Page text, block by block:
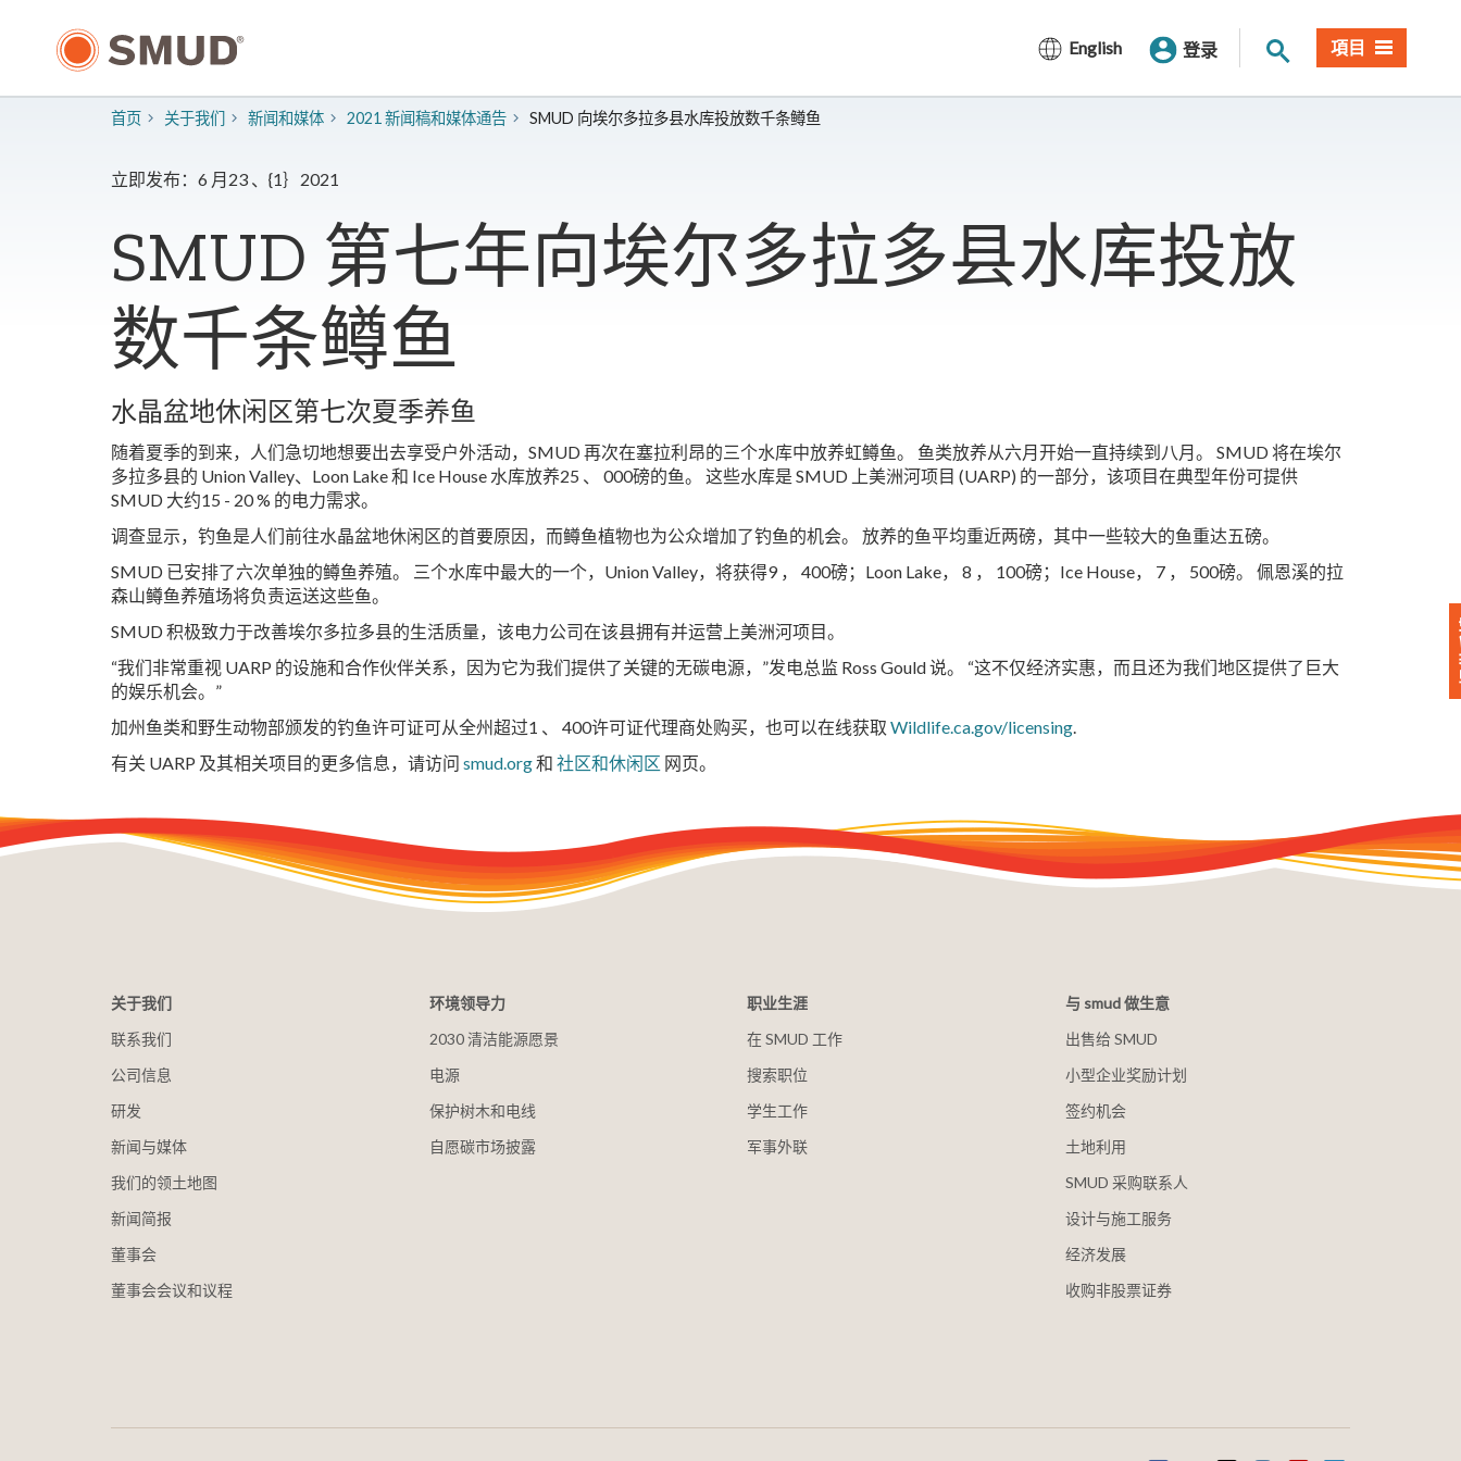
English 登录 网站搜索項目
首页 关于我们 新闻和媒体 2021 新闻稿和媒体通告 SMUD 向埃尔多拉多县水库投放数千条鳟鱼
立即发布：6 月23 、{1｝2021
SMUD 第七年向埃尔多拉多县水库投放
数千条鳟鱼
水晶盆地休闲区第七次夏季养鱼
随着夏季的到来，人们急切地想要出去享受户外活动，SMUD 再次在塞拉利昂的三个水库中放养虹鳟鱼。 鱼类放养从六月开始一直持续到八月。 SMUD 将在埃尔
多拉多县的 Union Valley、Loon Lake 和 Ice House 水库放养25 、 000磅的鱼。 这些水库是 SMUD 上美洲河项目 (UARP) 的一部分，该项目在典型年份可提供
SMUD 大约15 - 20 % 的电力需求。
调查显示，钓鱼是人们前往水晶盆地休闲区的首要原因，而鳟鱼植物也为公众增加了钓鱼的机会。 放养的鱼平均重近两磅，其中一些较大的鱼重达五磅。
SMUD 已安排了六次单独的鳟鱼养殖。 三个水库中最大的一个，Union Valley，将获得9 ， 400磅；Loon Lake， 8 ， 100磅；Ice House， 7 ， 500磅。 佩恩溪的拉
森山鳟鱼养殖场将负责运送这些鱼。
SMUD 积极致力于改善埃尔多拉多县的生活质量，该电力公司在该县拥有并运营上美洲河项目。
“我们非常重视 UARP 的设施和合作伙伴关系，因为它为我们提供了关键的无碳电源，”发电总监 Ross Gould 说。 “这不仅经济实惠，而且还为我们地区提供了巨大
的娱乐机会。”
加州鱼类和野生动物部颁发的钓鱼许可证可从全州超过1 、 400许可证代理商处购买，也可以在线获取 Wildlife.ca.gov/licensing.
有关 UARP 及其相关项目的更多信息，请访问 smud.org和 社区和休闲区 网页。
关于我们
联系我们
公司信息
研发
新闻与媒体
我们的领土地图
新闻简报
董事会
董事会会议和议程
环境领导力
2030 清洁能源愿景
电源
保护树木和电线
自愿碳市场披露
职业生涯
在 SMUD 工作
搜索职位
学生工作
军事外联
与 smud 做生意
出售给 SMUD
小型企业奖励计划
签约机会
土地利用
SMUD 采购联系人
设计与施工服务
经济发展
收购非股票证券